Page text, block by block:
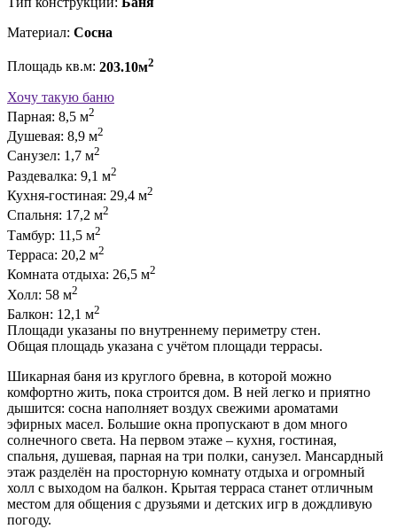
Материал: Сосна
Площадь кв.м: 203.10м2
Хочу такую баню
Парная: 8,5 м2
Душевая: 8,9 м2
Санузел: 1,7 м2
Раздевалка: 9,1 м2
Кухня-гостиная: 29,4 м2
Спальня: 17,2 м2
Тамбур: 11,5 м2
Терраса: 20,2 м2
Комната отдыха: 26,5 м2
Холл: 58 м2
Балкон: 12,1 м2
Площади указаны по внутреннему периметру стен.
Общая площадь указана с учётом площади террасы.
Шикарная баня из круглого бревна, в которой можно
комфортно жить, пока строится дом. В ней легко и приятно
дышится: сосна наполняет воздух свежими ароматами
эфирных масел. Большие окна пропускают в дом много
солнечного света. На первом этаже – кухня, гостиная,
спальня, душевая, парная на три полки, санузел. Мансардный
этаж разделён на просторную комнату отдыха и огромный
холл с выходом на балкон. Крытая терраса станет отличным
местом для общения с друзьями и детских игр в дождливую
погоду.